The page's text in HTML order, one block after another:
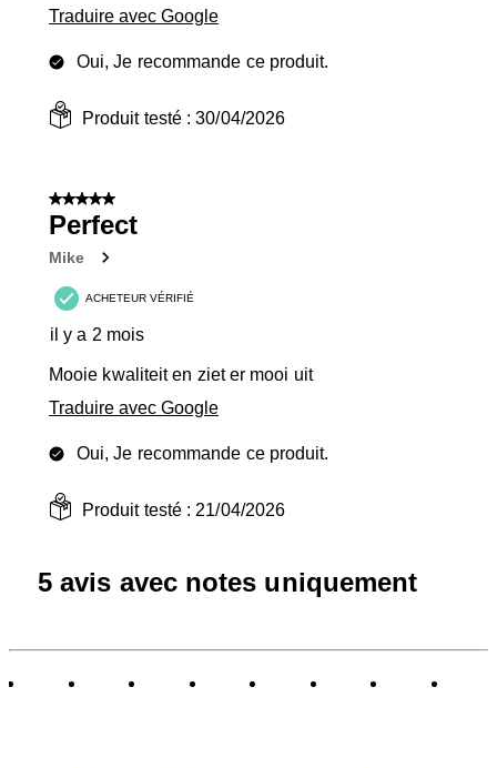
Traduire avec Google
Oui, Je recommande ce produit.
Produit testé :30/04/2026
5 sur 5 étoiles.
Perfect
Mike
ACHETEUR VÉRIFIÉ
il y a 2 mois
Mooie kwaliteit en ziet er mooi uit
Traduire avec Google
Oui, Je recommande ce produit.
Produit testé :21/04/2026
5 avis avec notes uniquement